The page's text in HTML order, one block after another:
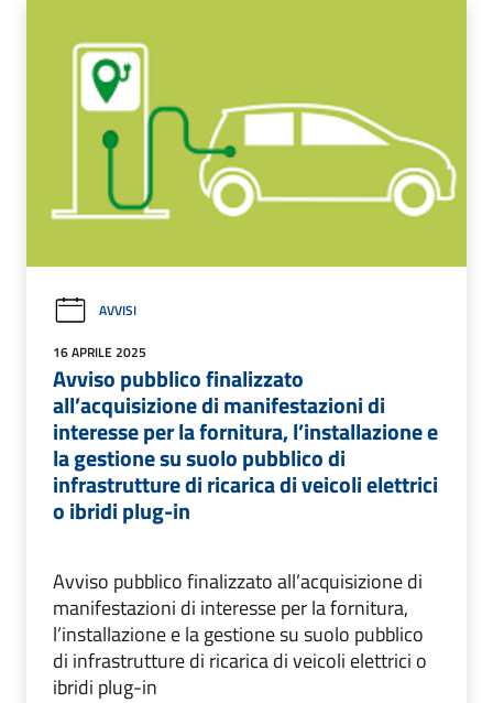
AVVISI
16 APRILE 2025
Avviso pubblico finalizzato
all’acquisizione di manifestazioni di
interesse per la fornitura, l’installazione e
la gestione su suolo pubblico di
infrastrutture di ricarica di veicoli elettrici
o ibridi plug-in
Avviso pubblico finalizzato all’acquisizione di
manifestazioni di interesse per la fornitura,
l’installazione e la gestione su suolo pubblico
di infrastrutture di ricarica di veicoli elettrici o
ibridi plug-in